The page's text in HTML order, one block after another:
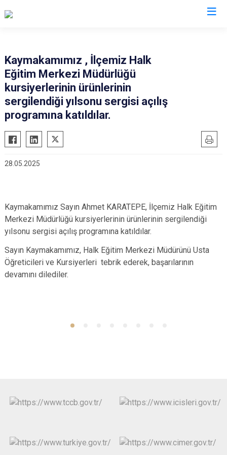
Ağaçören
Gülağaç
Ortaköy
Sarıyahşi
Kaymakamımız , İlçemiz Halk
Eğitim Merkezi Müdürlüğü
kursiyerlerinin ürünlerinin
sergilendiği yılsonu sergisi açılış
programına katıldılar.
28.05.2025
Kaymakamımız Sayın Ahmet KARATEPE, İlçemiz Halk Eğitim
Merkezi Müdürlüğü kursiyerlerinin ürünlerinin sergilendiği
yılsonu sergisi açılış programına katıldılar.
Sayın Kaymakamımız, Halk Eğitim Merkezi Müdürünü Usta
Öğreticileri ve Kursiyerleri tebrik ederek, başarılarının
devamını dilediler.